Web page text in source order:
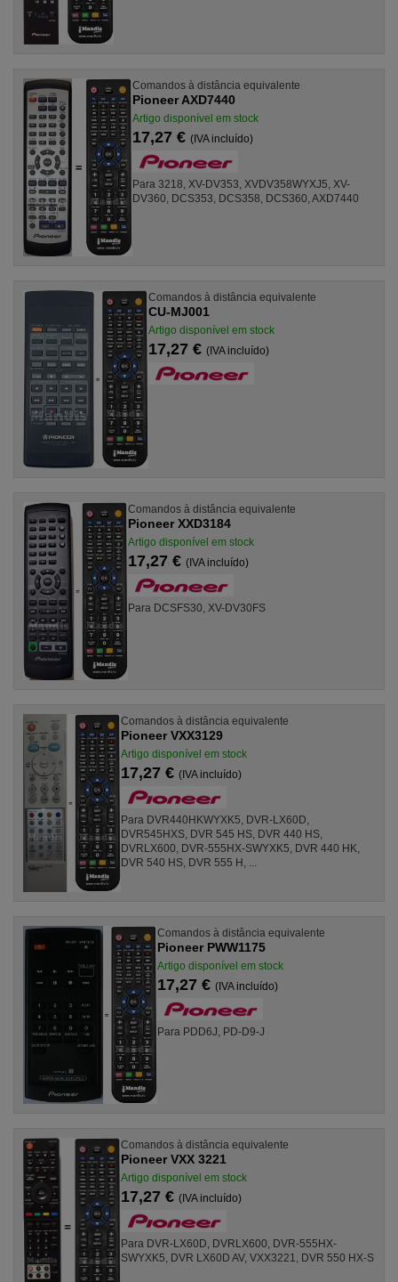
Comandos à distância equivalente
Pioneer AXD7440
Artigo disponível em stock
17,27 € (IVA incluído)
Para 3218, XV-DV353, XVDV358WYXJ5, XV-
DV360, DCS353, DCS358, DCS360, AXD7440
Comandos à distância equivalente
CU-MJ001
Artigo disponível em stock
17,27 € (IVA incluído)
Comandos à distância equivalente
Pioneer XXD3184
Artigo disponível em stock
17,27 €(IVA incluído)
Para DCSFS30, XV-DV30FS
Comandos à distância equivalente
Pioneer VXX3129
Artigo disponível em stock
17,27 €(IVA incluído)
Para DVR440HKWYXK5, DVR-LX60D,
DVR545HXS, DVR 545 HS, DVR 440 HS,
DVRLX600, DVR-555HX-SWYXK5, DVR 440 HK,
DVR 540 HS, DVR 555 H, ...
Comandos à distância equivalente
Pioneer PWW1175
Artigo disponível em stock
17,27 € (IVA incluído)
Para PDD6J, PD-D9-J
Comandos à distância equivalente
Pioneer VXX 3221
Artigo disponível em stock
17,27 €(IVA incluído)
Para DVR-LX60D, DVRLX600, DVR-555HX-
SWYXK5, DVR LX60D AV, VXX3221, DVR 550 HX-S